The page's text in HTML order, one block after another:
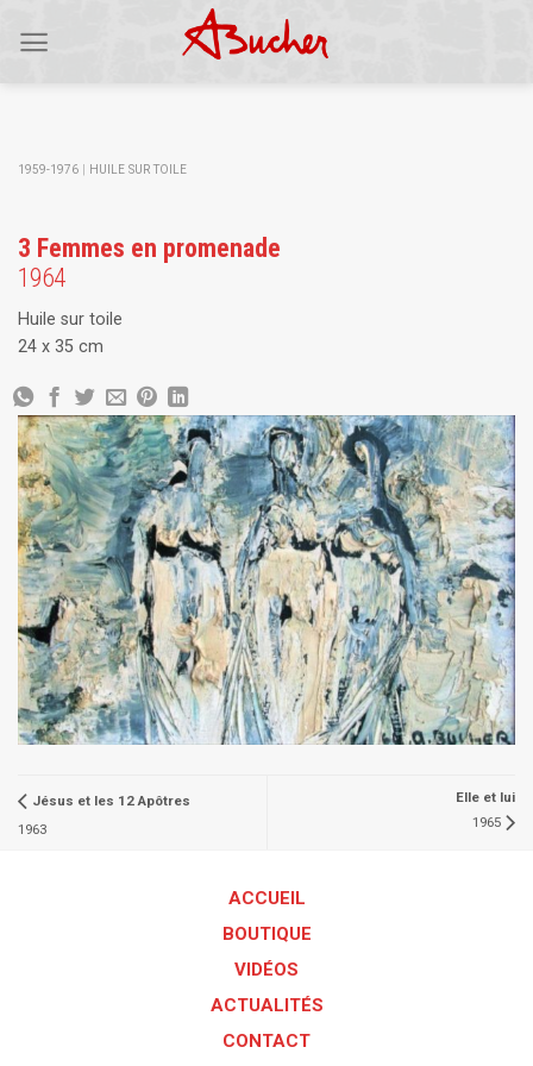
1959-1976 HUILE SUR TOILE
3 Femmes en promenade
1964
Huile sur toile
24 x 35 cm
Jésus et les 12 Apôtres
1963
Elle et lui
1965
ACCUEIL
BOUTIQUE
VIDÉOS
ACTUALITÉS
CONTACT